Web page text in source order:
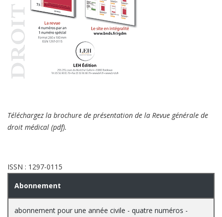
Téléchargez la brochure de présentation de la Revue générale de
droit médical (pdf).
ISSN : 1297-0115
Abonnement
abonnement pour une année civile - quatre numéros -